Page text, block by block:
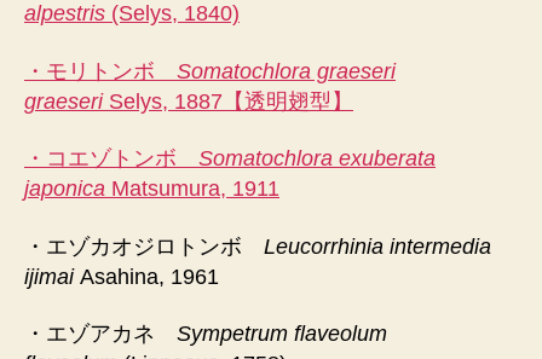
alpestris (Selys, 1840)
・モリトンボ Somatochlora graeseri
graeseriSelys, 1887【透明翅型】
・コエゾトンボ Somatochlora exuberata
japonica Matsumura, 1911
・エゾカオジロトンボ Leucorrhinia intermedia
ijimaiAsahina, 1961
・エゾアカネ Sympetrum flaveolum